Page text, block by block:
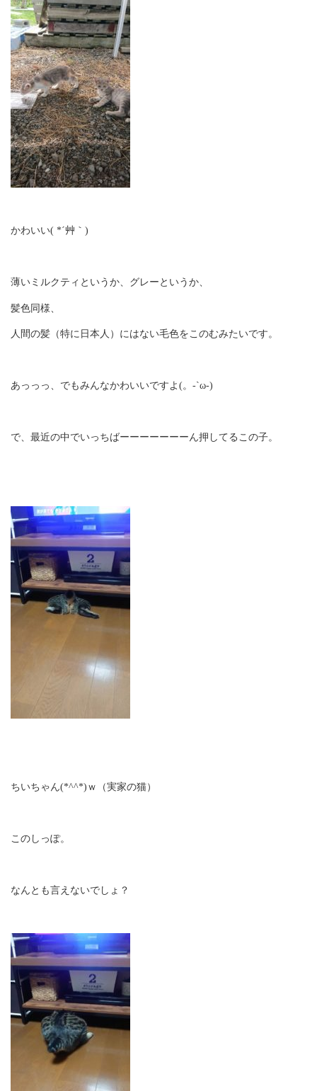
かわいい( *´艸｀)
薄いミルクティというか、グレーというか、
髪色同様、
人間の髪（特に日本人）にはない毛色をこのむみたいです。
あっっっ、でもみんなかわいいですよ(。-`ω-)
で、最近の中でいっちばーーーーーーーん押してるこの子。
ちいちゃん(*^^*)ｗ（実家の猫）
このしっぽ。
なんとも言えないでしょ？